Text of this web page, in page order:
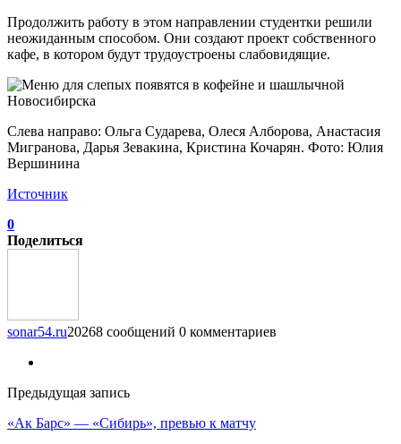
Продолжить работу в этом направлении студентки решили
неожиданным способом. Они создают проект собственного
кафе, в котором будут трудоустроены слабовидящие.
Слева направо: Ольга Сударева, Олеся Алборова, Анастасия
Мигранова, Дарья Зевакина, Кристина Кочарян. Фото: Юлия
Вершинина
Источник
0
Поделиться
sonar54.ru20268 сообщений 0 комментариев
Предыдущая запись
«Ак Барс» — «Сибирь», превью к матчу